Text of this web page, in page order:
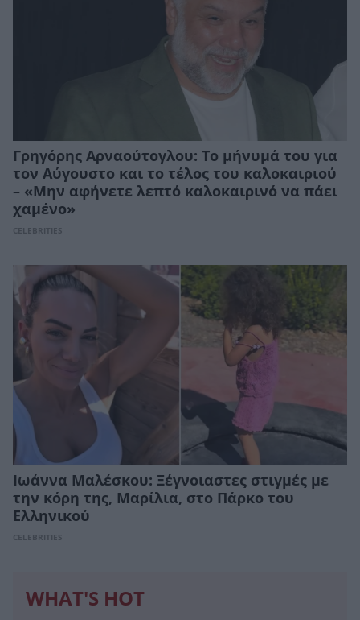
Γρηγόρης Αρναούτογλου: Το μήνυμά του για
τον Αύγουστο και το τέλος του καλοκαιριού
– «Μην αφήνετε λεπτό καλοκαιρινό να πάει
χαμένο»
CELEBRITIES
Ιωάννα Μαλέσκου: Ξέγνοιαστες στιγμές με
την κόρη της, Μαρίλια, στο Πάρκο του
Ελληνικού
CELEBRITIES
WHAT'S HOT